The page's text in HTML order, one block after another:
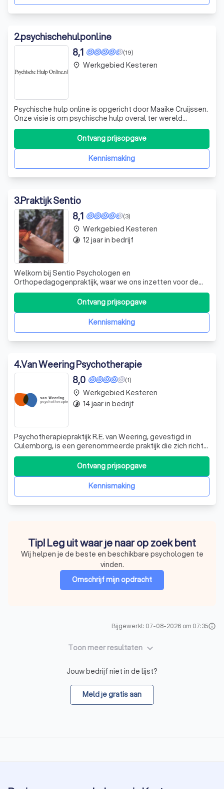
2.psychischehulponline
(19)
8,1
Psychische hulp online is opgericht door Maaike Cruijssen.
Onze visie is om psychische hulp overal ter wereld
bereikbaar te maken. Bereikbaar voor mensen die
behoefte hebben aan zorg en zodat psychologen ook
vanuit meerdere locaties kunnen werken. Tijdens
verschillende reizen is het Maaike helder g
Kennismaking
Ontvang prijsopgave
place Werkgebied Kesteren
3.Praktijk Sentio
(3)
8,1
Welkom bij Sentio Psychologen en
Orthopedagogenpraktijk, waar we ons inzetten voor de
mentale gezondheid van kinderen, jongeren en gezinnen.
Na tien jaar in Beuningen te hebben gewerkt, zijn we in juli
2024 verhuisd naar onze prachtig verbouwde ruimte in
Nijmegen-De Vasim. We blijven echter toeganke
Kennismaking
Ontvang prijsopgave
place Werkgebied Kesteren
timelapse 12 jaar in bedrijf
4.Van Weering Psychotherapie
(1)
8,0
Psychotherapiepraktijk R.E. van Weering, gevestigd in
Culemborg, is een gerenommeerde praktijk die zich richt
op volwassenen vanaf 18 jaar. Met een BIG-registratie als
psychotherapeut en een inschrijving bij de Kamer van
Koophandel, bieden we een veilige en professionele
omgeving voor onze cliënten.
Kennismaking
Ontvang prijsopgave
place Werkgebied Kesteren
timelapse 14 jaar in bedrijf
Tip! Leg uit waar je naar op zoek bent
Wij helpen je de beste en beschikbare psychologen te
vinden.
Omschrijf mijn opdracht
Bijgewerkt: 07-08-2026 om 07:35info
Toon meer resultaten keyboard_arrow_down
Jouw bedrijf niet in de lijst?
Meld je gratis aan